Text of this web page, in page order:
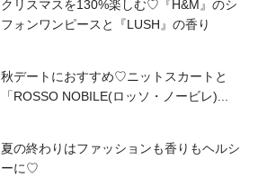
クリスマスを130%楽しむ♡『H&M』のシ
フォンワンピースと『LUSH』の香り
秋デートにおすすめ♡ニットスカートと
「ROSSO NOBILE(ロッソ・ノービレ)...
夏の終わりはファッションも香りもヘルシ
ーに♡